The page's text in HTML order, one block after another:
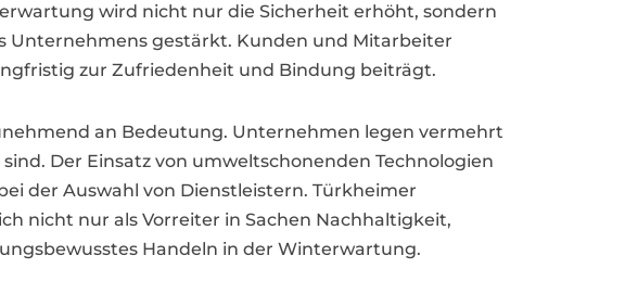
wird nicht nur die Sicherheit erhöht, sondern
Unternehmens gestärkt. Kunden und Mitarbeiter
zur Zufriedenheit und Bindung beiträgt.
an Bedeutung. Unternehmen legen vermehrt
Der Einsatz von umweltschonenden Technologien
der Auswahl von Dienstleistern. Türkheimer
nicht nur als Vorreiter in Sachen Nachhaltigkeit,
Handeln in der Winterwartung.